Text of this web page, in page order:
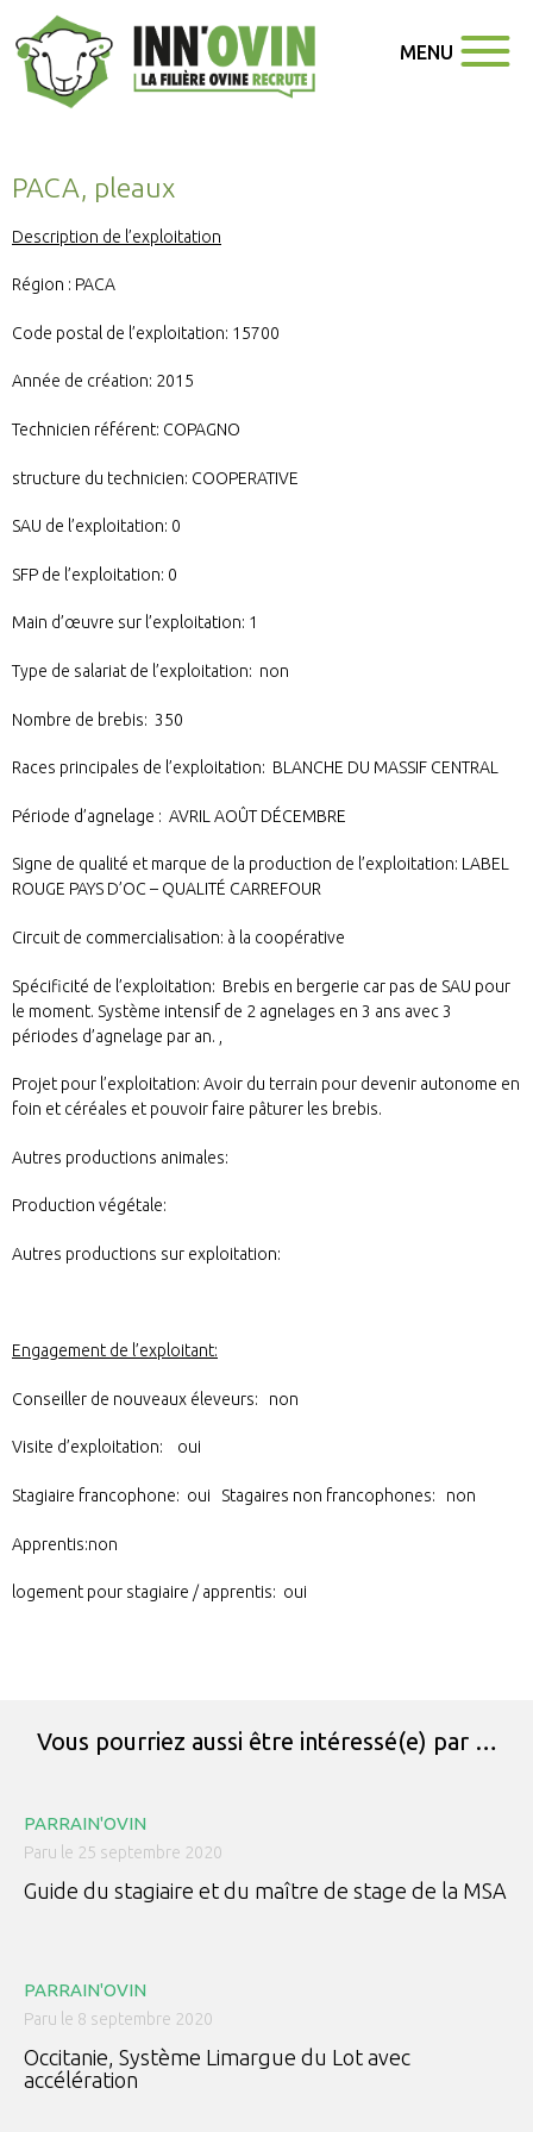
MENU
PACA, pleaux
Description de l’exploitation
Région : PACA
Code postal de l’exploitation: 15700
Année de création: 2015
Technicien référent: COPAGNO
structure du technicien: COOPERATIVE
SAU de l’exploitation: 0
SFP de l’exploitation: 0
Main d’œuvre sur l’exploitation: 1
Type de salariat de l’exploitation: non
Nombre de brebis: 350
Races principales de l’exploitation: BLANCHE DU MASSIF CENTRAL
Période d’agnelage : AVRIL AOÛT DÉCEMBRE
Signe de qualité et marque de la production de l’exploitation: LABEL
ROUGE PAYS D’OC – QUALITÉ CARREFOUR
Circuit de commercialisation: à la coopérative
Spécificité de l’exploitation: Brebis en bergerie car pas de SAU pour
le moment. Système intensif de 2 agnelages en 3 ans avec 3
périodes d’agnelage par an. ,
Projet pour l’exploitation: Avoir du terrain pour devenir autonome en
foin et céréales et pouvoir faire pâturer les brebis.
Autres productions animales:
Production végétale:
Autres productions sur exploitation:
Engagement de l’exploitant:
Conseiller de nouveaux éleveurs: non
Visite d’exploitation: oui
Stagiaire francophone: oui Stagaires non francophones: non
Apprentis:non
logement pour stagiaire / apprentis: oui
Vous pourriez aussi être intéressé(e) par …
PARRAIN'OVIN
Paru le 25 septembre 2020
Guide du stagiaire et du maître de stage de la MSA
PARRAIN'OVIN
Paru le 8 septembre 2020
Occitanie, Système Limargue du Lot avec
accélération